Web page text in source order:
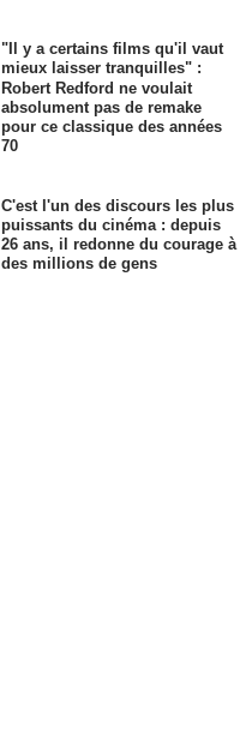
"Il y a certains films qu'il vaut
mieux laisser tranquilles" :
Robert Redford ne voulait
absolument pas de remake
pour ce classique des années
70
C'est l'un des discours les plus
puissants du cinéma : depuis
26 ans, il redonne du courage à
des millions de gens